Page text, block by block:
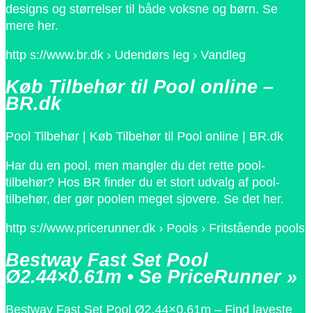
designs og størrelser til både voksne og børn. Se
mere her.
http s://www.br.dk › Udendørs leg › Vandleg
Køb Tilbehør til Pool online –
BR.dk
Pool Tilbehør | Køb Tilbehør til Pool online | BR.dk
Har du en pool, men mangler du det rette pool-
tilbehør? Hos BR finder du et stort udvalg af pool-
tilbehør, der gør poolen meget sjovere. Se det her.
http s://www.pricerunner.dk › Pools › Fritstående pools
Bestway Fast Set Pool
Ø2.44×0.61m • Se PriceRunner »
Bestway Fast Set Pool Ø2.44×0.61m – Find laveste